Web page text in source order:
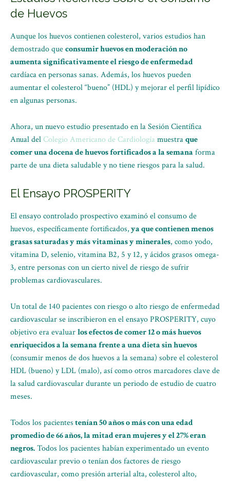
de Huevos
Aunque los huevos contienen colesterol, varios estudios han
demostrado queconsumir huevos en moderación no
aumenta significativamente el riesgo de enfermedad
cardíaca en personas sanas. Además, los huevos pueden
aumentar el colesterol “bueno” (HDL) y mejorar el perfil lipídico
en algunas personas.
Ahora, un nuevo estudio presentado en la Sesión Científica
Anual del Colegio Americano de Cardiología muestraque
comer una docena de huevos fortificados a la semana forma
parte de una dieta saludable y no tiene riesgos para la salud.
El Ensayo PROSPERITY
El ensayo controlado prospectivo examinó el consumo de
huevos, específicamente fortificados,ya que contienen menos
grasas saturadas y más vitaminas y minerales, como yodo,
vitamina D, selenio, vitamina B2, 5 y 12, y ácidos grasos omega-
3, entre personas con un cierto nivel de riesgo de sufrir
problemas cardiovasculares.
Un total de 140 pacientes con riesgo o alto riesgo de enfermedad
cardiovascular se inscribieron en el ensayo PROSPERITY, cuyo
objetivo era evaluarlos efectos de comer 12 o más huevos
enriquecidos a la semana frente a una dieta sin huevos
(consumir menos de dos huevos a la semana) sobre el colesterol
HDL (bueno) y LDL (malo), así como otros marcadores clave de
la salud cardiovascular durante un periodo de estudio de cuatro
meses.
Todos los pacientestenían 50 años o más con una edad
promedio de 66 años, la mitad eran mujeres y el 27% eran
negros.Todos los pacientes habían experimentado un evento
cardiovascular previo o tenían dos factores de riesgo
cardiovascular, como presión arterial alta, colesterol alto,